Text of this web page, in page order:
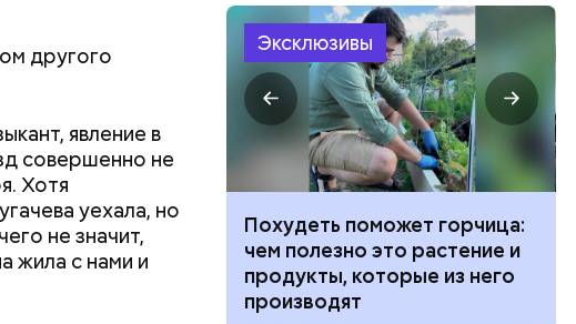
другого
явление в
совершенно не
Хотя
уехала, но
не значит,
жила с нами и
Эксклюзивы
ванной и
москвич
беременную
Похудеть поможет горчица:
чем полезно это растение и
продукты, которые из него
производят